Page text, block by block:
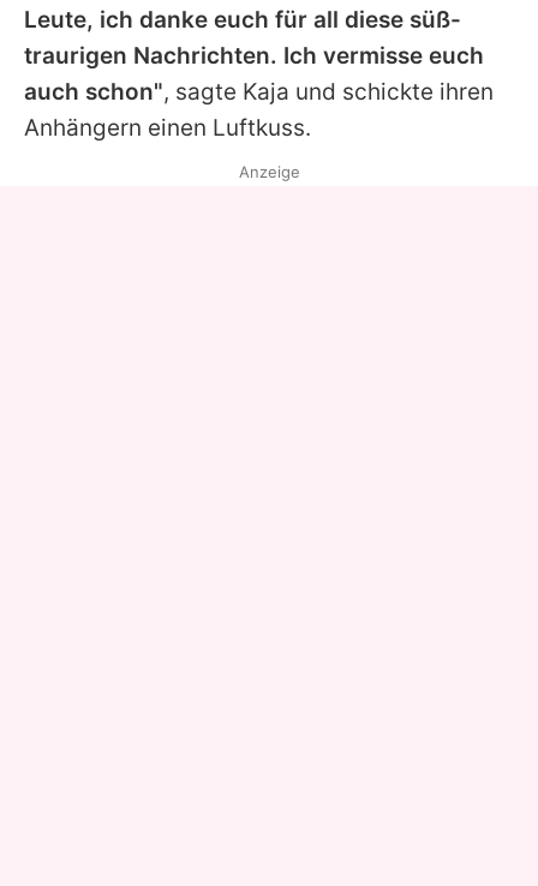
Utiq verwalten
Leute, ich danke euch für all diese süß-
traurigen Nachrichten. Ich vermisse euch
auch schon", sagte Kaja und schickte ihren
Anhängern einen Luftkuss.
Anzeige